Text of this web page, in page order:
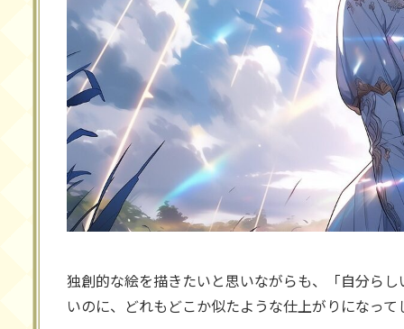
独創的な絵を描きたいと思いながらも、「自分ら
いのに、どれもどこか似たような仕上がりになっ